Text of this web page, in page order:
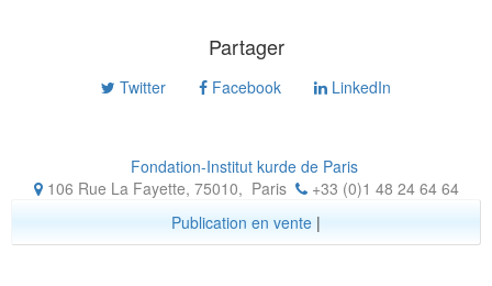
Partager
Twitter Facebook LinkedIn
Fondation-Institut kurde de Paris
106 Rue La Fayette, 75010, Paris
+33 (0)1 48 24 64 64
Publication en vente |